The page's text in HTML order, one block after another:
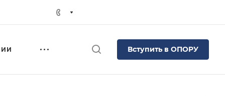
Вступить в ОПОРУ